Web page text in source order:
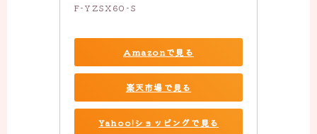
F-YZSX60-S
Amazonで見る
楽天市場で見る
Yahoo!ショッピングで見る